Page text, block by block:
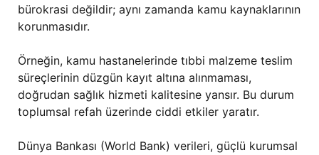
bürokrasi değildir; aynı zamanda kamu kaynaklarının
korunmasıdır.
Örneğin, kamu hastanelerinde tıbbi malzeme teslim
süreçlerinin düzgün kayıt altına alınmaması,
doğrudan sağlık hizmeti kalitesine yansır. Bu durum
toplumsal refah üzerinde ciddi etkiler yaratır.
Dünya Bankası (World Bank) verileri, güçlü kurumsal